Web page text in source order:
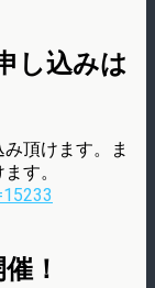
し込みは
頂けます。ま
す。
！